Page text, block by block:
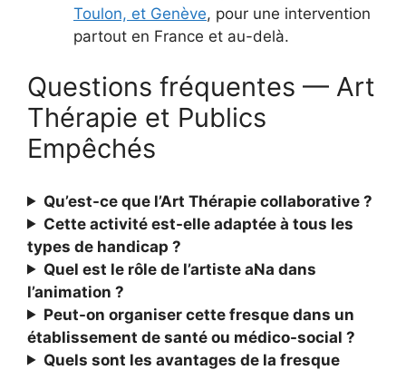
Toulon, et Genève, pour une intervention
partout en France et au-delà.
Questions fréquentes — Art
Thérapie et Publics
Empêchés
Qu’est-ce que l’Art Thérapie collaborative ?
Cette activité est-elle adaptée à tous les
types de handicap ?
Quel est le rôle de l’artiste aNa dans
l’animation ?
Peut-on organiser cette fresque dans un
établissement de santé ou médico-social ?
Quels sont les avantages de la fresque